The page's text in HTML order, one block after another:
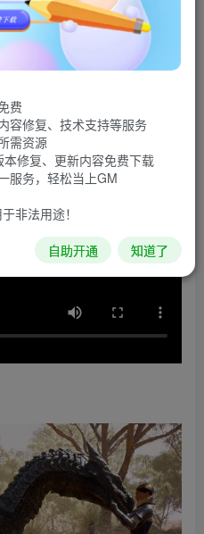
准备！ 你不是天生的英雄。
休拉是与母亲一起生活的姐
开始因一条龙而改变。现
费
容修复、技术支持等服务
需资源
修复、更新内容免费下载
服务，轻松当上GM
非法用途！
自助开通 知道了